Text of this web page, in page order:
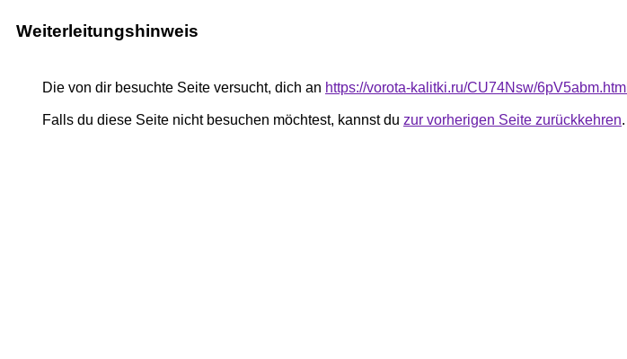
Weiterleitungshinweis
Die von dir besuchte Seite versucht, dich an https://vorota-kalitki.ru/CU74Nsw/6pV5abm.html
Falls du diese Seite nicht besuchen möchtest, kannst du zur vorherigen Seite zurückkehren.